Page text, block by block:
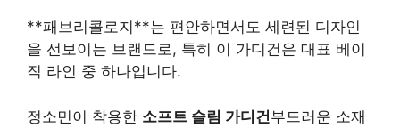
**패브리콜로지**는 편안하면서도 세련된 디자인
을 선보이는 브랜드로, 특히 이 가디건은 대표 베이
직 라인 중 하나입니다.
정소민이 착용한 소프트 슬림 가디건부드러운 소재